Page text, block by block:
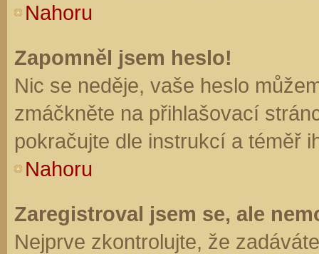
Nahoru
Zapomněl jsem heslo!
Nic se neděje, vaše heslo
zmáčkněte na přihlašovací
pokračujte dle instrukcí a téměř
Nahoru
Zaregistroval jsem se, ale
Nejprve zkontrolujte, že